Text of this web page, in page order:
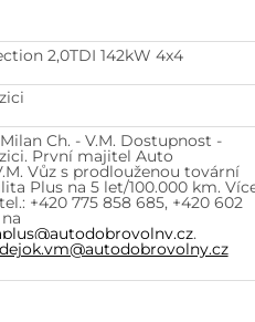
2,0TDI 142kW 4x4
Ch. - V.M. Dostupnost -
První majitel Auto
Vůz s prodlouženou tovární
Plus na 5 let/100.000 km.
+420 775 858 685, +420 602
,